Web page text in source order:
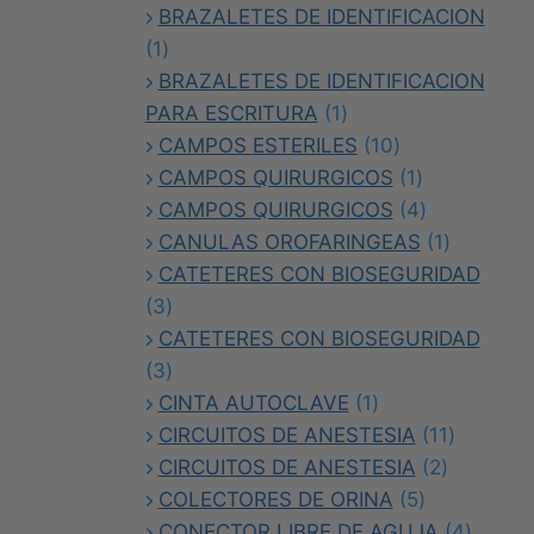
productos
BRAZALETES DE IDENTIFICACION
11
producto
BRAZALETES DE IDENTIFICACION
PARA ESCRITURA
11
producto
CAMPOS ESTERILES 1010
productos
CAMPOS QUIRURGICOS 11
producto
CAMPOS QUIRURGICOS 44
productos
CANULAS OROFARINGEAS 11
producto
CATETERES CON BIOSEGURIDAD
33
productos
CATETERES CON BIOSEGURIDAD
33
productos
CINTA AUTOCLAVE 11
producto
CIRCUITOS DE ANESTESIA 1111
productos
CIRCUITOS DE ANESTESIA 22
COLECTORES DE ORINA 55